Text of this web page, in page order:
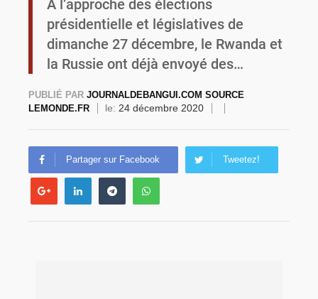
A l’approche des élections
présidentielle et législatives de
dimanche 27 décembre, le Rwanda et
la Russie ont déjà envoyé des…
PUBLIÉ PAR JOURNALDEBANGUI.COM SOURCE
LEMONDE.FR
le: 24 décembre 2020
Partager sur Facebook Tweetez!